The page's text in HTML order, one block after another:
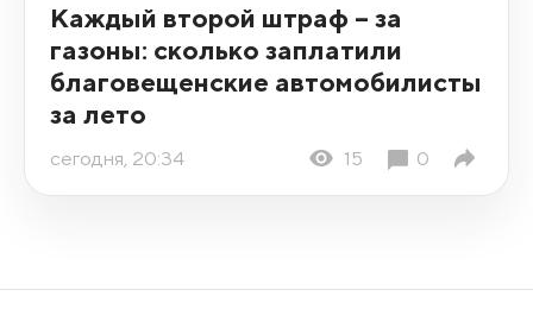
Каждый второй штраф – за
газоны: сколько заплатили
благовещенские автомобилисты
за лето
сегодня, 20:34 15 0